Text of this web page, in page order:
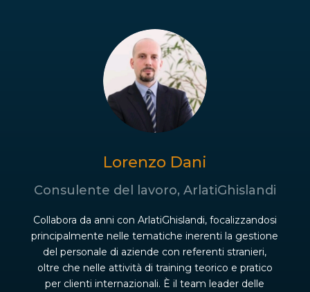
Lorenzo Dani
Consulente del lavoro, ArlatiGhislandi
Collabora da anni con ArlatiGhislandi, focalizzandosi
principalmente nelle tematiche inerenti la gestione
del personale di aziende con referenti stranieri,
oltre che nelle attività di training teorico e pratico
per clienti internazionali. È il team leader delle